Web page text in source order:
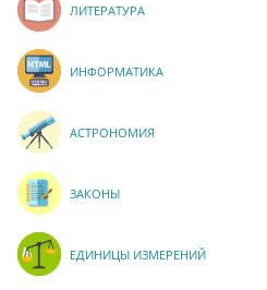
ЛИТЕРАТУРА
ИНФОРМАТИКА
АСТРОНОМИЯ
ЗАКОНЫ
ЕДИНИЦЫ ИЗМЕРЕНИЙ